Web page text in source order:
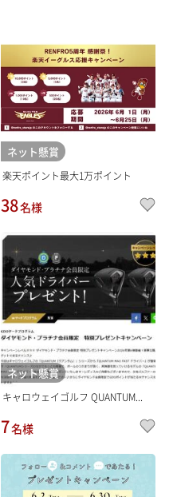
ネット懸賞
楽天ポイント最大1万ポイント
38名様
ネット懸賞
キャロウェイゴルフ QUANTUM...
7名様